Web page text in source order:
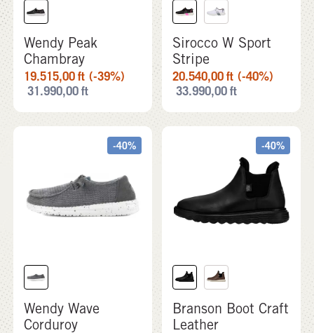
Wendy Peak
Chambray
19.515,00ft (-39%)
31.990,00ft
Sirocco W Sport
Stripe
20.540,00ft (-40%)
33.990,00ft
-40%
Wendy Wave
Corduroy
-40%
Branson Boot Craft
Leather